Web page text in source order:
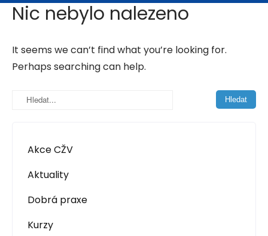
Nic nebylo nalezeno
It seems we can’t find what you’re looking for.
Perhaps searching can help.
Akce CŽV
Aktuality
Dobrá praxe
Kurzy